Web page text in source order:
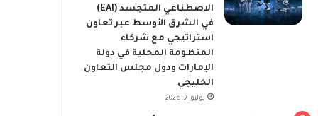
الاصطناعي المتجسد (EAI)
في الشرق الأوسط عبر تعاون
استراتيجي مع شركاء
المنظومة المحلية في دولة
الإمارات ودول مجلس التعاون
الخليجي
يوليو 7, 2026